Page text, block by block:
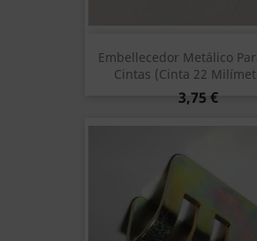
Embellecedor Metálico
Cintas (cinta 22
Precio
3,75 €